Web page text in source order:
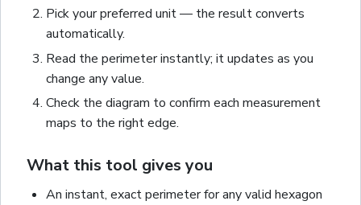
Pick your preferred unit — the result converts
automatically.
Read the perimeterinstantly; it updates as you
change any value.
Check the diagram to confirm each measurement
maps to the right edge.
What this tool gives you
An instant, exactperimeterfor any valid hexagon